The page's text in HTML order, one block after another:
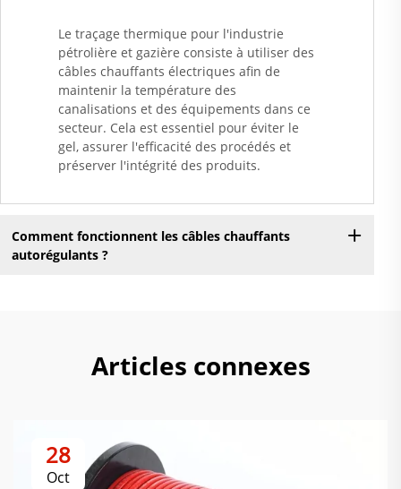
Le traçage thermique pour l'industrie
pétrolière et gazière consiste à utiliser des
câbles chauffants électriques afin de
maintenir la température des
canalisations et des équipements dans ce
secteur. Cela est essentiel pour éviter le
gel, assurer l'efficacité des procédés et
préserver l'intégrité des produits.
Comment fonctionnent les câbles chauffants
autorégulants ?
Articles connexes
28
Oct